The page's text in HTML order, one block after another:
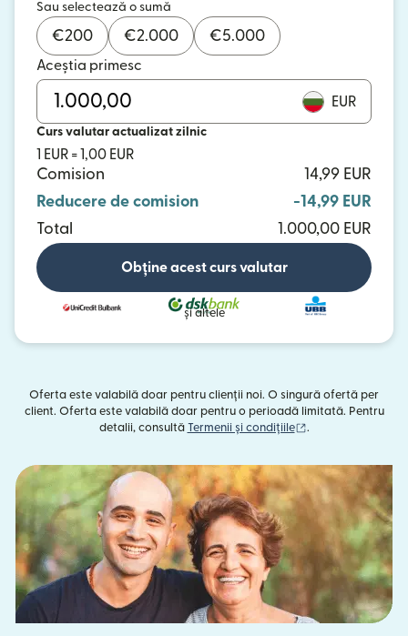
Sau selectează o sumă
€200 €2.000 €5.000
Aceștia primesc
EUR
Curs valutar actualizat zilnic
1 EUR = 1,00 EUR
Comision
14,99 EUR
Reducere de comision
-14,99 EUR
Total
1.000,00 EUR
Obține acest curs valutar
și altele
Oferta este valabilă doar pentru clienții noi. O singură ofertă per
client. Oferta este valabilă doar pentru o perioadă limitată. Pentru
detalii, consultă Termenii și condițiile (se deschide într-
.